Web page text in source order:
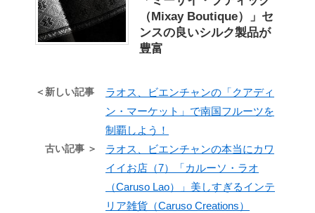
（Mixay Boutique）」セ
ンスの良いシルク製品が
豊富
＜新しい記事
ラオス、ビエンチャンの「クアディ
ン・マーケット」で南国フルーツを
制覇しよう！
古い記事 ＞
ラオス、ビエンチャンの本当にカワ
イイお店（7）「カルーソ・ラオ
（Caruso Lao）」美しすぎるインテ
リア雑貨（Caruso Creations）